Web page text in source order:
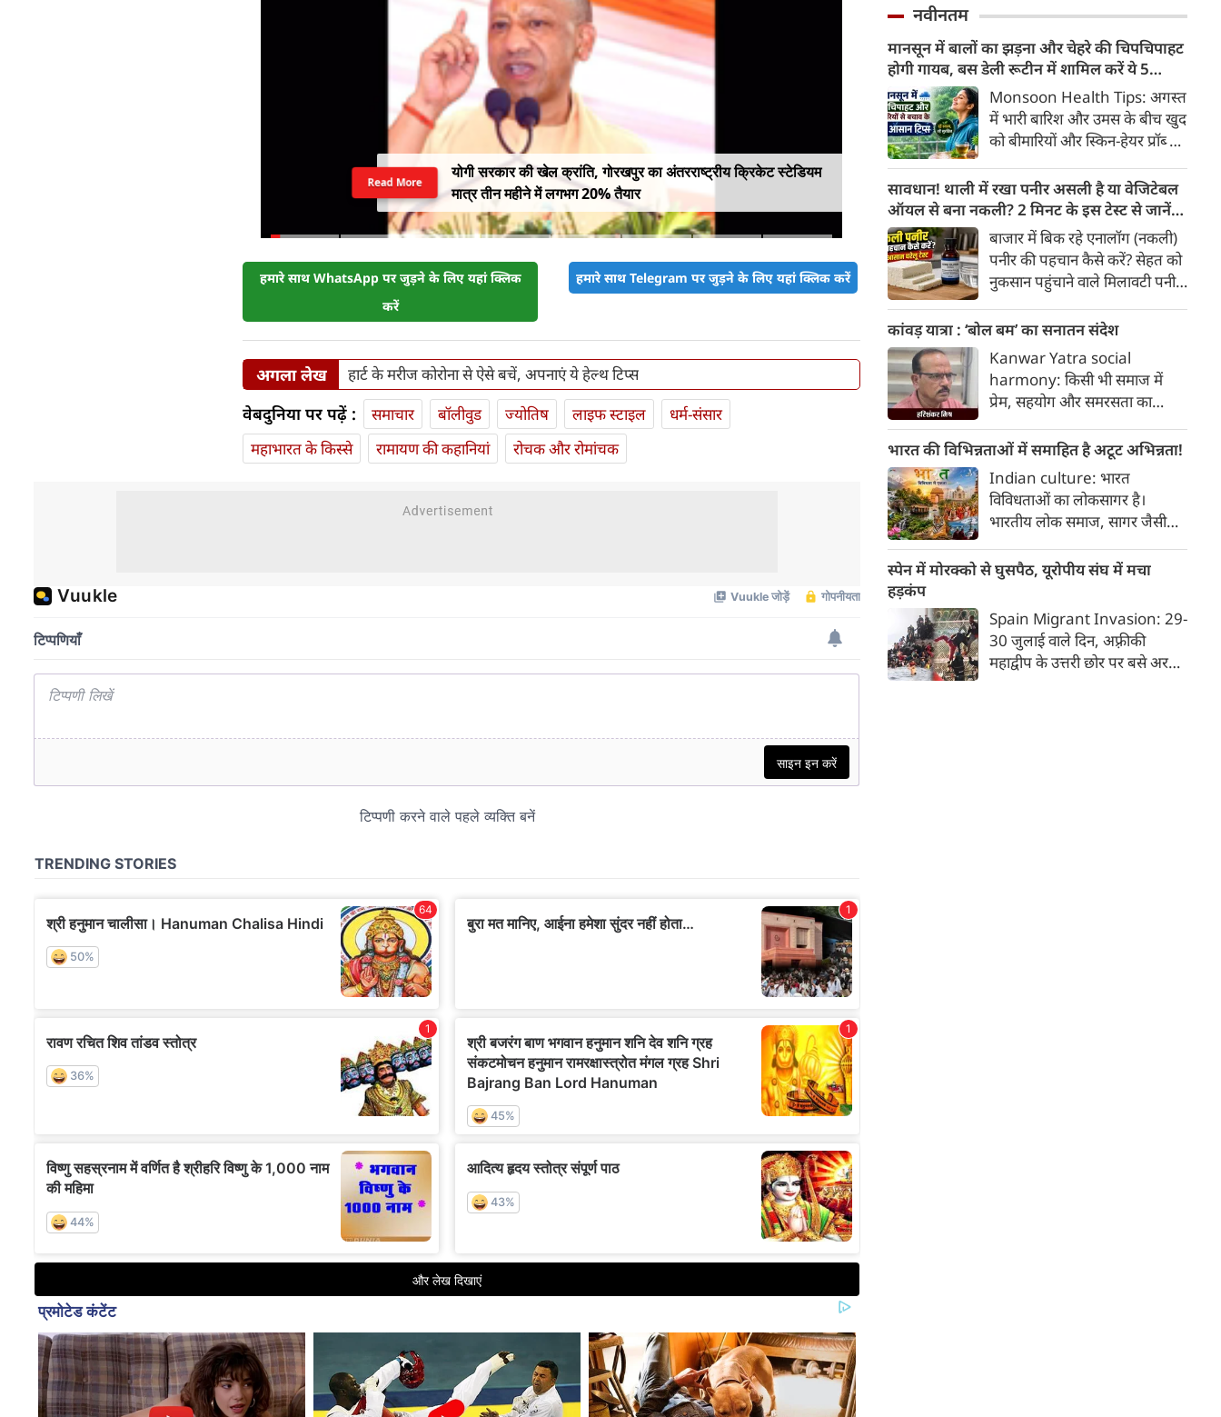
योगी सरकार की खेल क्रांति, गोरखपुर का अंतरराष्ट्रीय क्रिकेट स्टेडियम
मात्र तीन महीने में लगभग 20% तैयार
Read More
हमारे साथ WhatsApp पर जुड़ने के लिए यहां क्लिक
करें
हमारे साथ Telegram पर जुड़ने के लिए यहां क्लिक करें
अगला लेख हार्ट के मरीज कोरोना से ऐसे बचें, अपनाएं ये हेल्‍थ टिप्स
वेबदुनिया पर पढ़ें : समाचार बॉलीवुड ज्योतिष लाइफ स्‍टाइल
धर्म-संसार
महाभारत के किस्से
रामायण की कहानियां रोचक और रोमांचक
नवीनतम
मानसून में बालों का झड़ना और चेहरे की चिपचिपाहट
होगी गायब, बस डेली रूटीन में शामिल करें ये 5
लाइफस्टाइल टिप्सMonsoon Health Tips: अगस्त
में भारी बारिश और उमस के बीच खुद
को बीमारियों और स्किन-हेयर प्रॉब्लम
बताएं 5 बेस्ट मानसून लाइफस्टाइल
हैक्स।
सावधान! थाली में रखा पनीर असली है या वेजिटेबल
ऑयल से बना नकली? 2 मिनट के इस टेस्ट से जानें
सच्चाई
बाजार में बिक रहे एनालॉग (नकली)
पनीर की पहचान कैसे करें? सेहत को
नुकसान पहुंचाने वाले मिलावटी पनीर
यहां जानें।
कांवड़ यात्रा : ‘बोल बम’ का सनातन संदेश
Kanwar Yatra social
harmony: किसी भी समाज में
प्रेम, सहयोग और समरसता का
जब व्यक्ति अपने अहंकार का त्याग
कर भक्ति का पथ अपनाता है। कांवड़
यात्रा इसी सत्य का सजीव प्रतीक है।
मनुष्य को मनुष्य से जोड़ने वाली
सांस्कृतिक चेतना की यह एक विराट
यात्रा है जिसमें जाति, वर्ग, भाषा,
क्षेत्र, आर्थिक स्थिति और सामाजिक
भारत की विभिन्नताओं में समाहित है अटूट अभिन्नता!
Indian culture: भारत
विविधताओं का लोकसागर है।
भारतीय लोक समाज, सागर जैसी
में समायी अंतहीन विविधताओं का
जीता-जागता संग्रहालय हैं। हमारा
देश भारत, लोकजीवन की अंतहीन
विविधताओं का गहरा जमावड़ा है।
स्पेन में मोरक्को से घुसपैठ, यूरोपीय संघ में मचा
हड़कंप
Spain Migrant Invasion: 29-
30 जुलाई वाले दिन, अफ़्रीकी
महाद्वीप के उत्तरी छोर पर बसे अरबी